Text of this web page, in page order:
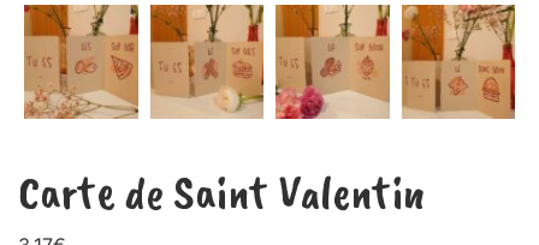
Carte de Saint Valentin